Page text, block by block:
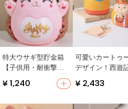
特大ウサギ型貯金箱
【子供用・耐衝撃・
大容量・取り出し可
能】
¥ 1,240
可愛いカートゥ
デザイン！西遊記
ーマの子供用貯
【クリエイティ
¥ 2,433